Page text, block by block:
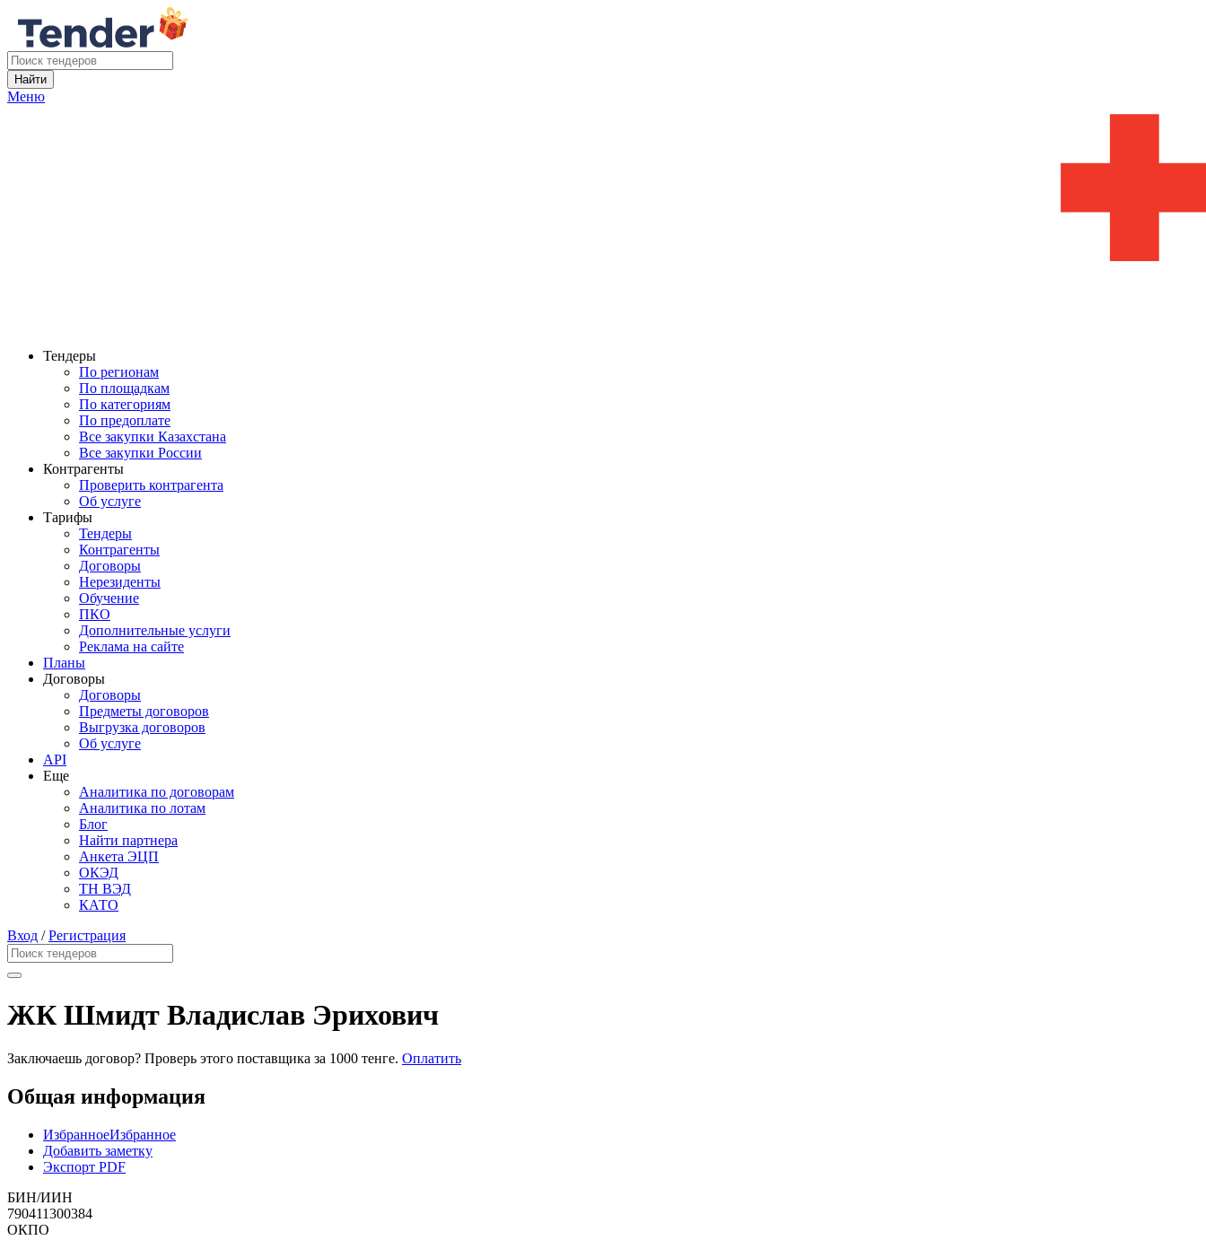
Найти
Меню
Тендеры
По регионам
По площадкам
По категориям
По предоплате
Все закупки Казахстана
Все закупки России
Контрагенты
Проверить контрагента
Об услуге
Тарифы
Тендеры
Контрагенты
Договоры
Нерезиденты
Обучение
ПКО
Дополнительные услуги
Реклама на сайте
Планы
Договоры
Договоры
Предметы договоров
Выгрузка договоров
Об услуге
API
Еще
Аналитика по договорам
Аналитика по лотам
Блог
Найти партнера
Анкета ЭЦП
ОКЭД
ТН ВЭД
КАТО
Вход /Регистрация
ЖК Шмидт Владислав Эрихович
Заключаешь договор? Проверь этого поставщика за 1000 тенге. Оплатить
Общая информация
ИзбранноеИзбранное
Добавить заметку
Экспорт PDF
БИН/ИИН
790411300384
ОКПО